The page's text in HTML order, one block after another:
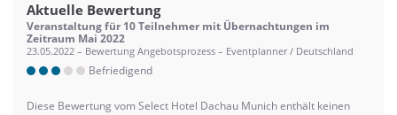
Aktuelle Bewertung
Veranstaltung für 10 Teilnehmer mit Übernachtungen im
Zeitraum Mai 2022
23.05.2022 – Bewertung Angebotsprozess – Eventplanner / Deutschland
Befriedigend
Diese Bewertung vom Select Hotel Dachau Munich enthält keinen